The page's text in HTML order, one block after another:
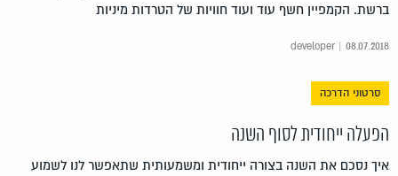
ברשת. הקמפיין חשף עוד ועוד חוויות של הטרדות מיניות
developer | 08.07.2018
סרטוני הדרכה
הפעלה ייחודית לסוף השנה
איך נסכם את השנה בצורה ייחודית ומשמעותית שתאפשר לנו לשמוע